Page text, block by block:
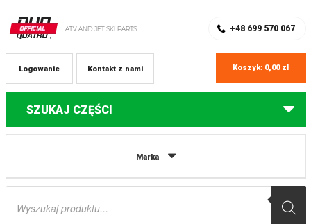
+48 699 570 067
Kontakt z nami
Logowanie Koszyk: 0,00 zł
SZUKAJ CZĘŚCI
Marka
Wyszukiwarka
Części do quadów Yamaha